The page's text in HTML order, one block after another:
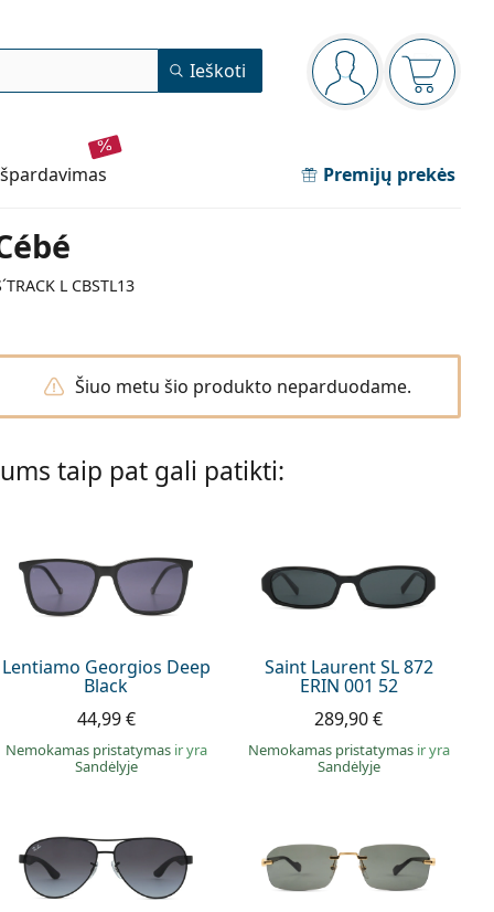
Navigacijos meniu
Jūs esatePirkinių
Ieškoti
išpardavimas Premijų prekės
L CBSTL13
Šiuo metu šio produkto neparduodame.
taip pat gali patikti:
Lentiamo Georgios Deep
Black
44,99 €
Nemokamas pristatymas ir yra
Sandėlyje
Saint Laurent SL 872
ERIN 001 52
289,90 €
Nemokamas pristatymas ir yra
Sandėlyje